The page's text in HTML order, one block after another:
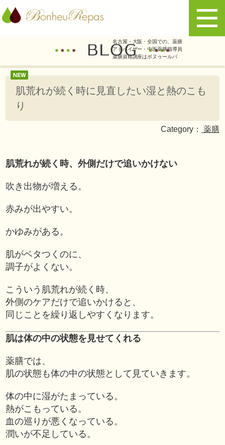
名古屋・大阪・全国での、薬膳
アドバイザー・中医薬膳指導員
薬膳資格講座はボヌゥールパ
肌荒れが続く時に見直したい湿と熱のこも
り
Category： 薬膳
肌荒れが続く時、外側だけで追いかけない
吹き出物が増える。
赤みが出やすい。
かゆみがある。
肌がベタつくのに、
調子がよくない。
こういう肌荒れが続く時、
外側のケアだけで追いかけると、
同じことを繰り返しやすくなります。
肌は体の中の状態を見せてくれる
薬膳では、
肌の状態も体の中の状態として見ていきます。
体の中に湿がたまっている。
熱がこもっている。
血の巡りが悪くなっている。
潤いが不足している。